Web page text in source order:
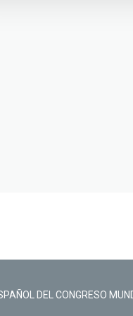
DEL CONGRESO